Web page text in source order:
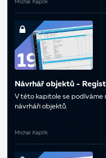
Michal Kaplík
Návrhář objektů -
V této kapitole se podíváme
návrháři objektů.
Michal Kaplík